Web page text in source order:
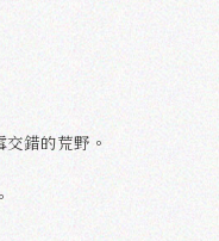
錯的荒野。